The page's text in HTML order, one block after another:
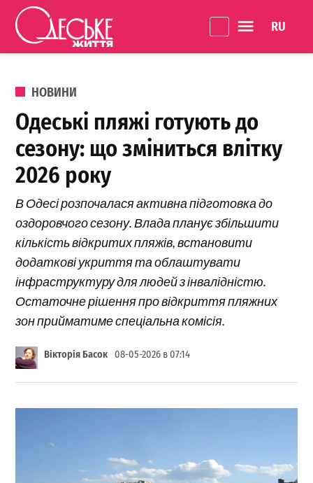
Перейти до вмісту
Життя
ОПУБЛІКОВАНО В
НОВИНИ
Одеські пляжі готують до
сезону: що зміниться влітку
2026 року
В Одесі розпочалася активна підготовка до
оздоровчого сезону. Влада планує збільшити
кількість відкритих пляжів, встановити
додаткові укриття та облаштувати
інфраструктуру для людей з інвалідністю.
Остаточне рішення про відкриття пляжних
зон прийматиме спеціальна комісія.
Вікторія Басок 08-05-2026 в 07:14